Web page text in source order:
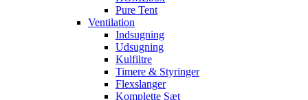
Pure Tent
Ventilation
Indsugning
Udsugning
Kulfiltre
Timere & Styringer
Flexslanger
Komplette Sæt